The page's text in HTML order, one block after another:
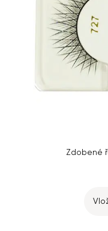
Zdobené